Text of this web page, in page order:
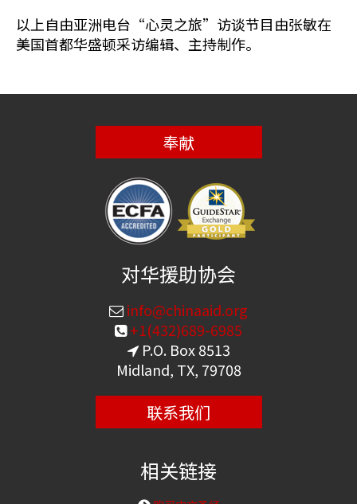
以上自由亚洲电台“心灵之旅”访谈节目由张敏在
美国首都华盛顿采访编辑、主持制作。
奉献
对华援助协会
info@chinaaid.org
+1(432)689-6985
P.O. Box 8513
Midland, TX, 79708
联系我们
相关链接